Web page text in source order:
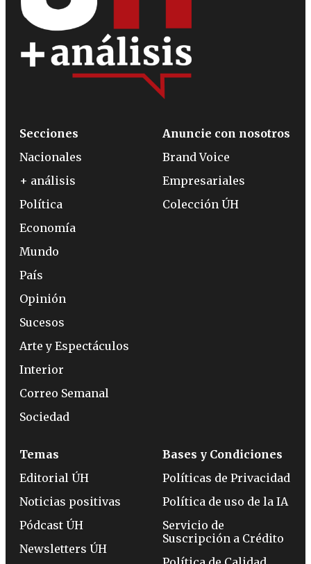
Secciones
Nacionales
+ análisis
Política
Economía
Mundo
País
Opinión
Sucesos
Arte y Espectáculos
Interior
Correo Semanal
Sociedad
Anuncie con nosotros
Brand Voice
Empresariales
Colección ÚH
Temas
Editorial ÚH
Noticias positivas
Pódcast ÚH
Newsletters ÚH
Bases y Condiciones
Políticas de Privacidad
Política de uso de la IA
Servicio de
Suscripción a Crédito